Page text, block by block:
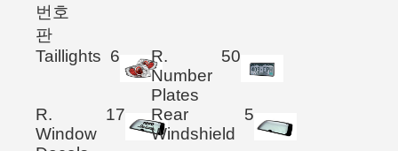
번호
판
Taillights 6
R.
Number
Plates
50
R.
Window
17
Rear
Windshield
5